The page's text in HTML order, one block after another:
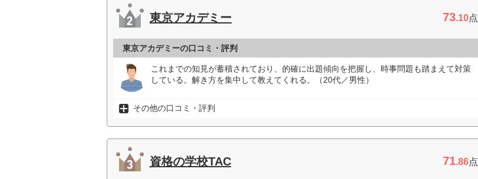
東京アカデミー 73.10点
東京アカデミーの口コミ・評判
これまでの知見が蓄積されており、的確に出題傾向を把握し、時事問題も踏まえて対策
している。解き方を集中して教えてくれる。（20代／男性）
その他の口コミ・評判
資格の学校TAC 71.86点